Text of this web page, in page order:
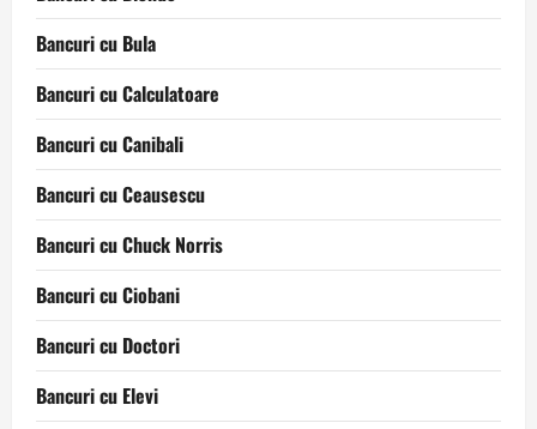
Bancuri cu Bula
Bancuri cu Calculatoare
Bancuri cu Canibali
Bancuri cu Ceausescu
Bancuri cu Chuck Norris
Bancuri cu Ciobani
Bancuri cu Doctori
Bancuri cu Elevi